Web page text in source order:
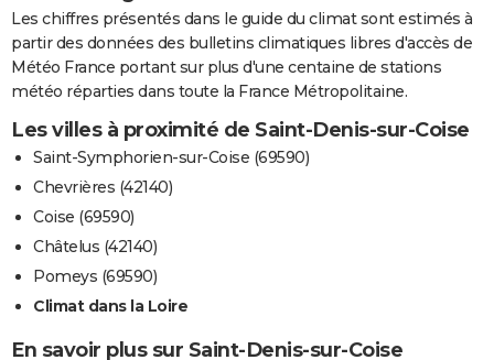
Les chiffres présentés dans le guide du climat sont estimés à
partir des données des bulletins climatiques libres d'accès de
Météo France portant sur plus d'une centaine de stations
météo réparties dans toute la France Métropolitaine.
Les villes à proximité de Saint-Denis-sur-Coise
Saint-Symphorien-sur-Coise (69590)
Chevrières (42140)
Coise (69590)
Châtelus (42140)
Pomeys (69590)
Climat dans la Loire
En savoir plus sur Saint-Denis-sur-Coise